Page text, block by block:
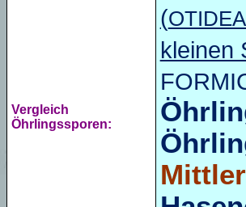
Vergleich
Öhrlingssporen:
(
kleinen